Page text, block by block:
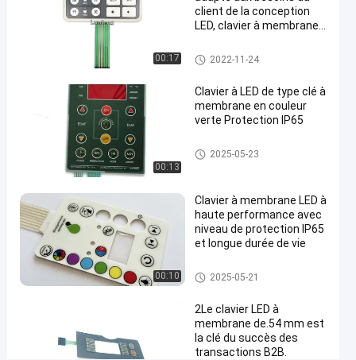
recouverte
graphique
numérique
membrane
LED de
RAL
clavier
numérique
de 3M467
00:17
client de la conception
LED, clavier à membrane
Clavier numérique de membra
ne de LED
2022-11-24
00:13
Clavier à LED de type clé à
membrane en couleur
verte Protection IP65
Clavier numérique de membra
ne de LED
2025-05-23
00:10
Clavier à membrane LED à
haute performance avec
niveau de protection IP65
et longue durée de vie
Clavier numérique de membra
ne de LED
2025-05-21
2Le clavier LED à
membrane de.54 mm est
la clé du succès des
transactions B2B.